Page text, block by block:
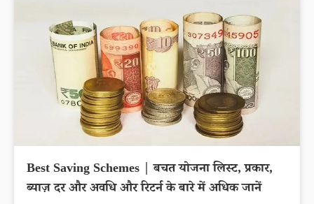
Best Saving Schemes | बचत योजना लिस्ट, प्रकार,
ब्याज़ दर और अवधि और रिटर्न के बारे में अधिक जानें